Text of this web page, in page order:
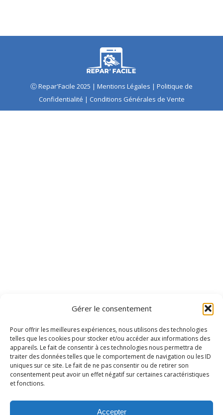
Gérer le consentement
Pour offrir les meilleures expériences, nous utilisons des technologies
telles que les cookies pour stocker et/ou accéder aux informations des
appareils. Le fait de consentir à ces technologies nous permettra de
traiter des données telles que le comportement de navigation ou les ID
uniques sur ce site. Le fait de ne pas consentir ou de retirer son
consentement peut avoir un effet négatif sur certaines caractéristiques
et fonctions.
Accepter
Ⓒ Repar'Facile 2025 | Mentions Légales | Politique de
Confidentialité | Conditions Générales de Vente